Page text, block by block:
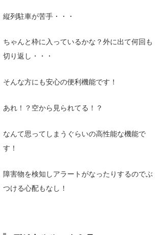
縦列駐車が苦手・・・
ちゃんと枠に入っているかな？外に出て何回も
切り返し・・・
そんな方にも安心の便利機能です！
あれ！？空から見られてる！？
なんて思ってしまうぐらいの高性能な機能で
す！
障害物を検知しアラートがなったりするのでぶ
つける心配もなし！
ハンマー
まっきー
三輪予報士
小川予報士
唐澤予報士